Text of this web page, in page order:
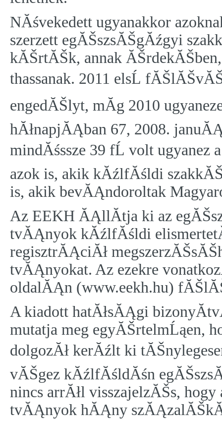
NĂśvekedett ugyanakkor
szerzett egĂŠszsĂŠgĂźgyi
kĂŠrtĂŠk, annak
thassanak. 2011 elsĹ
engedĂŠlyt, mĂ­g 2010
hĂłnapjĂĄban 67, 2008.
mindĂśssze 39 fĹ volt ugyanez
azok is, akik kĂźlfĂśldi
is, akik bevĂĄndoroltak
Az EEKH ĂĄllĂ­tja ki az
tvĂĄnyok kĂźlfĂśldi
regisztrĂĄciĂł
tvĂĄnyokat. Az ezekre
oldalĂĄn (www.eekh.hu)
A kiadott hatĂłsĂĄgi
mutatja meg egyĂŠrtelmĹąen,
dolgozĂł kerĂźlt ki
vĂŠgez kĂźlfĂśldĂśn
nincs arrĂłl visszajelzĂŠs,
tvĂĄnyok hĂĄny